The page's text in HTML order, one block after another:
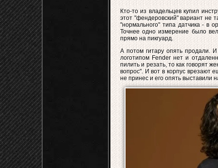
Кто-то из владельцев купил
этот "фендеровский" вариант не
"нормального" типа датчика - в
Точнее одно измерение было
прямо на пикгуард.
А потом гитару опять продали.
логотипом Fender нет и
пилить и резать, то как говорят
вопрос". И вот в корпус врезают
не принес и его опять выставили